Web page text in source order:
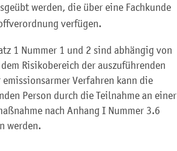
werden, die über eine Fachkunde
verfügen.
1 Nummer 1 und 2 sind abhängig von
Risikobereich der auszuführenden
Verfahren kann die
Person durch die Teilnahme an einer
nach Anhang I Nummer 3.6
werden.